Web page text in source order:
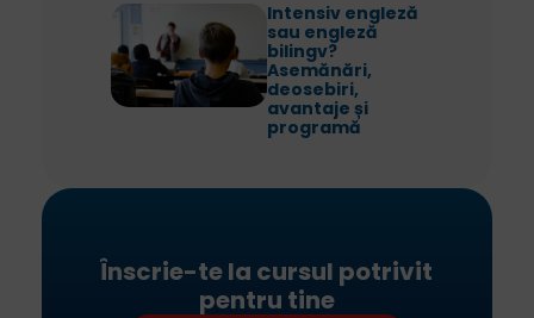
Intensiv engleză
sau engleză
bilingv?
Asemănări,
deosebiri,
avantaje și
programă
Înscrie-te la cursul potrivit
pentru tine